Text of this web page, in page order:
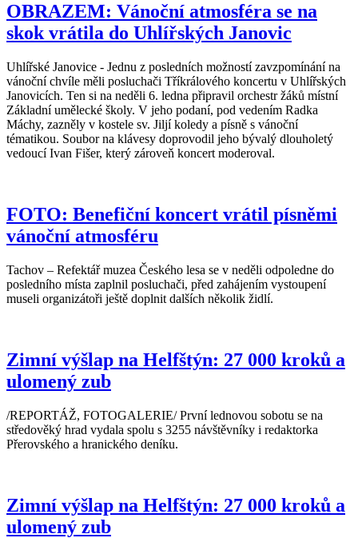
OBRAZEM: Vánoční atmosféra se na
skok vrátila do Uhlířských Janovic
Uhlířské Janovice - Jednu z posledních možností zavzpomínání na
vánoční chvíle měli posluchači Tříkrálového koncertu v Uhlířských
Janovicích. Ten si na neděli 6. ledna připravil orchestr žáků místní
Základní umělecké školy. V jeho podaní, pod vedením Radka
Máchy, zazněly v kostele sv. Jiljí koledy a písně s vánoční
tématikou. Soubor na klávesy doprovodil jeho bývalý dlouholetý
vedoucí Ivan Fišer, který zároveň koncert moderoval.
FOTO: Benefiční koncert vrátil písněmi
vánoční atmosféru
Tachov – Refektář muzea Českého lesa se v neděli odpoledne do
posledního místa zaplnil posluchači, před zahájením vystoupení
museli organizátoři ještě doplnit dalších několik židlí.
Zimní výšlap na Helfštýn: 27 000 kroků a
ulomený zub
/REPORTÁŽ, FOTOGALERIE/ První lednovou sobotu se na
středověký hrad vydala spolu s 3255 návštěvníky i redaktorka
Přerovského a hranického deníku.
Zimní výšlap na Helfštýn: 27 000 kroků a
ulomený zub